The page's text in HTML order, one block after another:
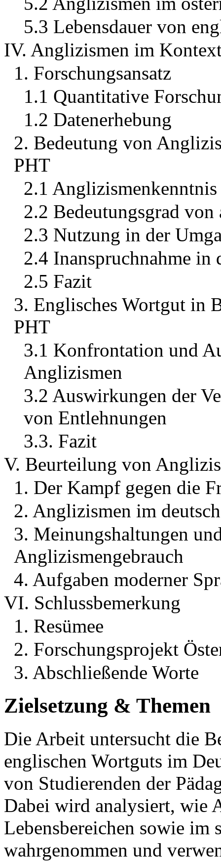
5.3 Lebensdauer von
IV. Anglizismen im
1. Forschungsansatz
1.1 Quantitative
1.2 Datenerhebung
2. Bedeutung von
PHT
2.1 Anglizismenkenntnis
2.2 Bedeutungsgrad
2.3 Nutzung in der
2.4 Inanspruchnahme in
2.5 Fazit
3. Englisches Wortgut in
PHT
3.1 Konfrontation und
Anglizismen
3.2 Auswirkungen der
von Entlehnungen
3.3. Fazit
V. Beurteilung von
1. Der Kampf gegen die
2. Anglizismen im
3. Meinungshaltungen
Anglizismengebrauch
4. Aufgaben moderner
VI. Schlussbemerkung
1. Resümee
2. Forschungsprojekt
3. Abschließende Worte
Zielsetzung & Themen
Die Arbeit untersucht die
englischen Wortguts im
von Studierenden der
Dabei wird analysiert, wie
Lebensbereichen sowie im
wahrgenommen und